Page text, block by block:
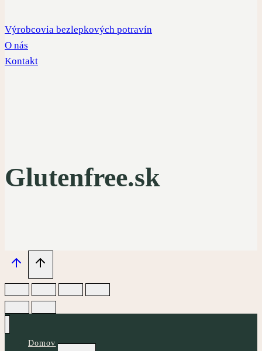
Výrobcovia bezlepkových potravín
O nás
Kontakt
Glutenfree.sk
Domov